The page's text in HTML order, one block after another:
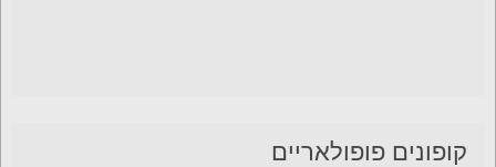
קופונים פופולאריים